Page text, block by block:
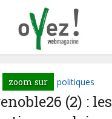
zoom sur politiques
(2) : les